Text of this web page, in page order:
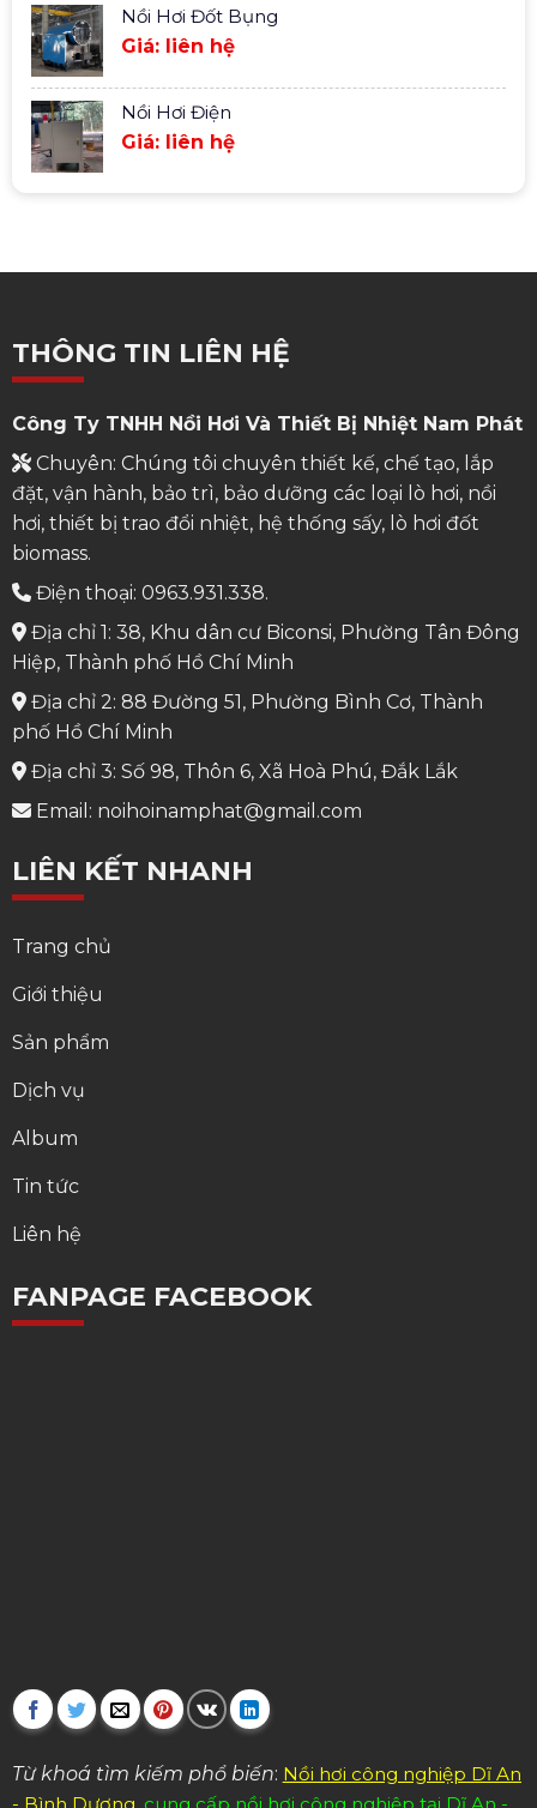
Nồi Hơi Đốt Bụng
Giá: liên hệ
Nồi Hơi Điện
Giá: liên hệ
THÔNG TIN LIÊN HỆ
Công Ty TNHH Nồi Hơi Và Thiết Bị Nhiệt Nam Phát
Chuyên: Chúng tôi chuyên thiết kế, chế tạo, lắp
đặt, vận hành, bảo trì, bảo dưỡng các loại lò hơi, nồi
hơi, thiết bị trao đổi nhiệt, hệ thống sấy, lò hơi đốt
biomass.
Điện thoại: 0963.931.338.
Địa chỉ 1: 38, Khu dân cư Biconsi, Phường Tân Đông
Hiệp, Thành phố Hồ Chí Minh
Địa chỉ 2: 88 Đường 51, Phường Bình Cơ, Thành
phố Hồ Chí Minh
Địa chỉ 3: Số 98, Thôn 6, Xã Hoà Phú, Đắk Lắk
Email: noihoinamphat@gmail.com
LIÊN KẾT NHANH
Trang chủ
Giới thiệu
Sản phẩm
Dịch vụ
Album
Tin tức
Liên hệ
FANPAGE FACEBOOK
Từ khoá tìm kiếm phổ biến: Nồi hơi công nghiệp Dĩ An